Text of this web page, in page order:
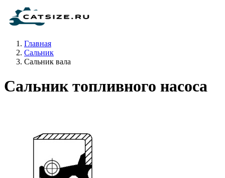
Главная
Сальник
Сальник вала
Сальник топливного насоса